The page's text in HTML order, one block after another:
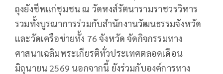
ถุงยังชีพแก่ชุมชน ณ วัดหงส์รัตนารามราชวรวิหาร
รวมทั้งบูรณาการร่วมกับสำนักงานวัฒนธรรมจังหวัด
และวัดเครือข่ายทั้ง 76 จังหวัด จัดกิจกรรมทาง
ศาสนาเฉลิมพระเกียรติทั่วประเทศตลอดเดือน
มิถุนายน 2569 นอกจากนี้ ยังร่วมกับองค์การทาง